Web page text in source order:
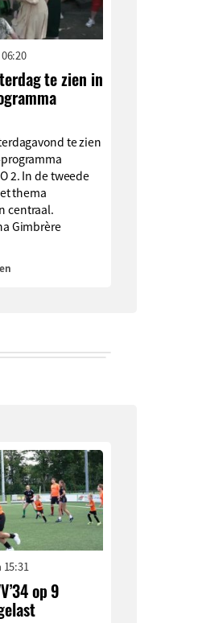
te zien in
te zien
programma
2. In de tweede
thema
centraal.
Gimbrère
15:31
op 9